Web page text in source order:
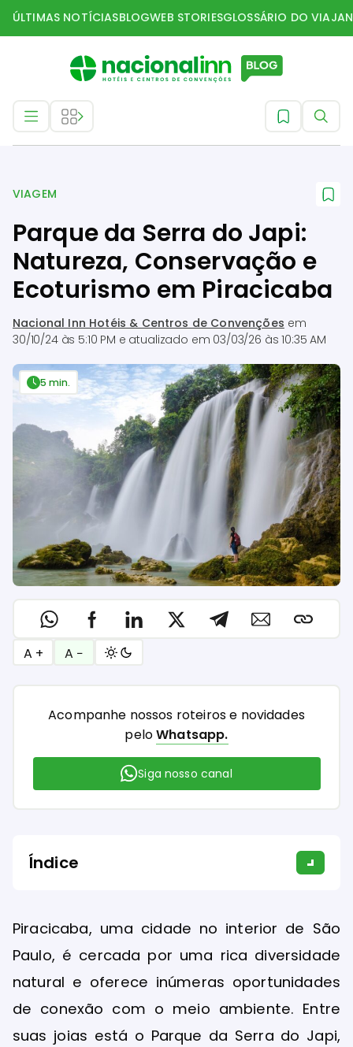
ÚLTIMAS NOTÍCIASBLOGWEB STORIESGLOSSÁRIO DO
VIAGEM
Parque da Serra do Japi:
Natureza, Conservação e
Ecoturismo em Piracicaba
Nacional Inn Hotéis & Centros de Convenções em
30/10/24 às 5:10 PM e atualizado em 03/03/26 às 10:35 AM
5 min.
A + A −
Acompanhe nossos roteiros e novidades
peloWhatsapp.
Siga nosso canal
Índice
Piracicaba, uma cidade no interior de São
Paulo, é cercada por uma rica diversidade
natural e oferece inúmeras oportunidades
de conexão com o meio ambiente. Entre
suas joias está o Parque da Serra do Japi,